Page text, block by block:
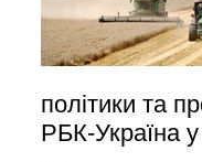
політики та
РБК-Україна у